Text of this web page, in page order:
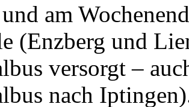
am
(Enzberg und
versorgt –
nach